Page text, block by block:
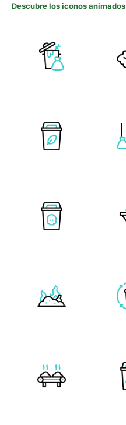
Descubre los iconos animados